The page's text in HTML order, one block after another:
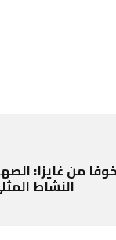
خوفا من غايزا:
النشاط